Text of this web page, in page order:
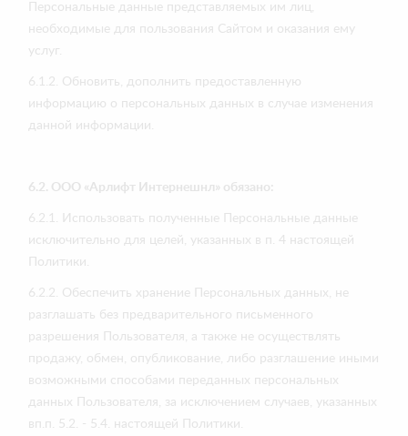
Персональные данные представляемых им лиц,
необходимые для пользования Сайтом и оказания ему
услуг.
6.1.2. Обновить, дополнить предоставленную
информацию о персональных данных в случае изменения
данной информации.
6.2. ООО «Арлифт Интернешнл» обязано:
6.2.1. Использовать полученные Персональные данные
исключительно для целей, указанных в п. 4 настоящей
Политики.
6.2.2. Обеспечить хранение Персональных данных, не
разглашать без предварительного письменного
разрешения Пользователя, а также не осуществлять
продажу, обмен, опубликование, либо разглашение иными
возможными способами переданных персональных
данных Пользователя, за исключением случаев, указанных
вп.п. 5.2. - 5.4. настоящей Политики.